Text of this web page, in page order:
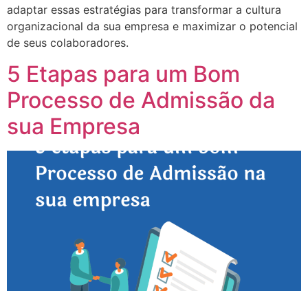
adaptar essas estratégias para transformar a cultura
organizacional da sua empresa e maximizar o potencial
de seus colaboradores.
5 Etapas para um Bom
Processo de Admissão da
sua Empresa